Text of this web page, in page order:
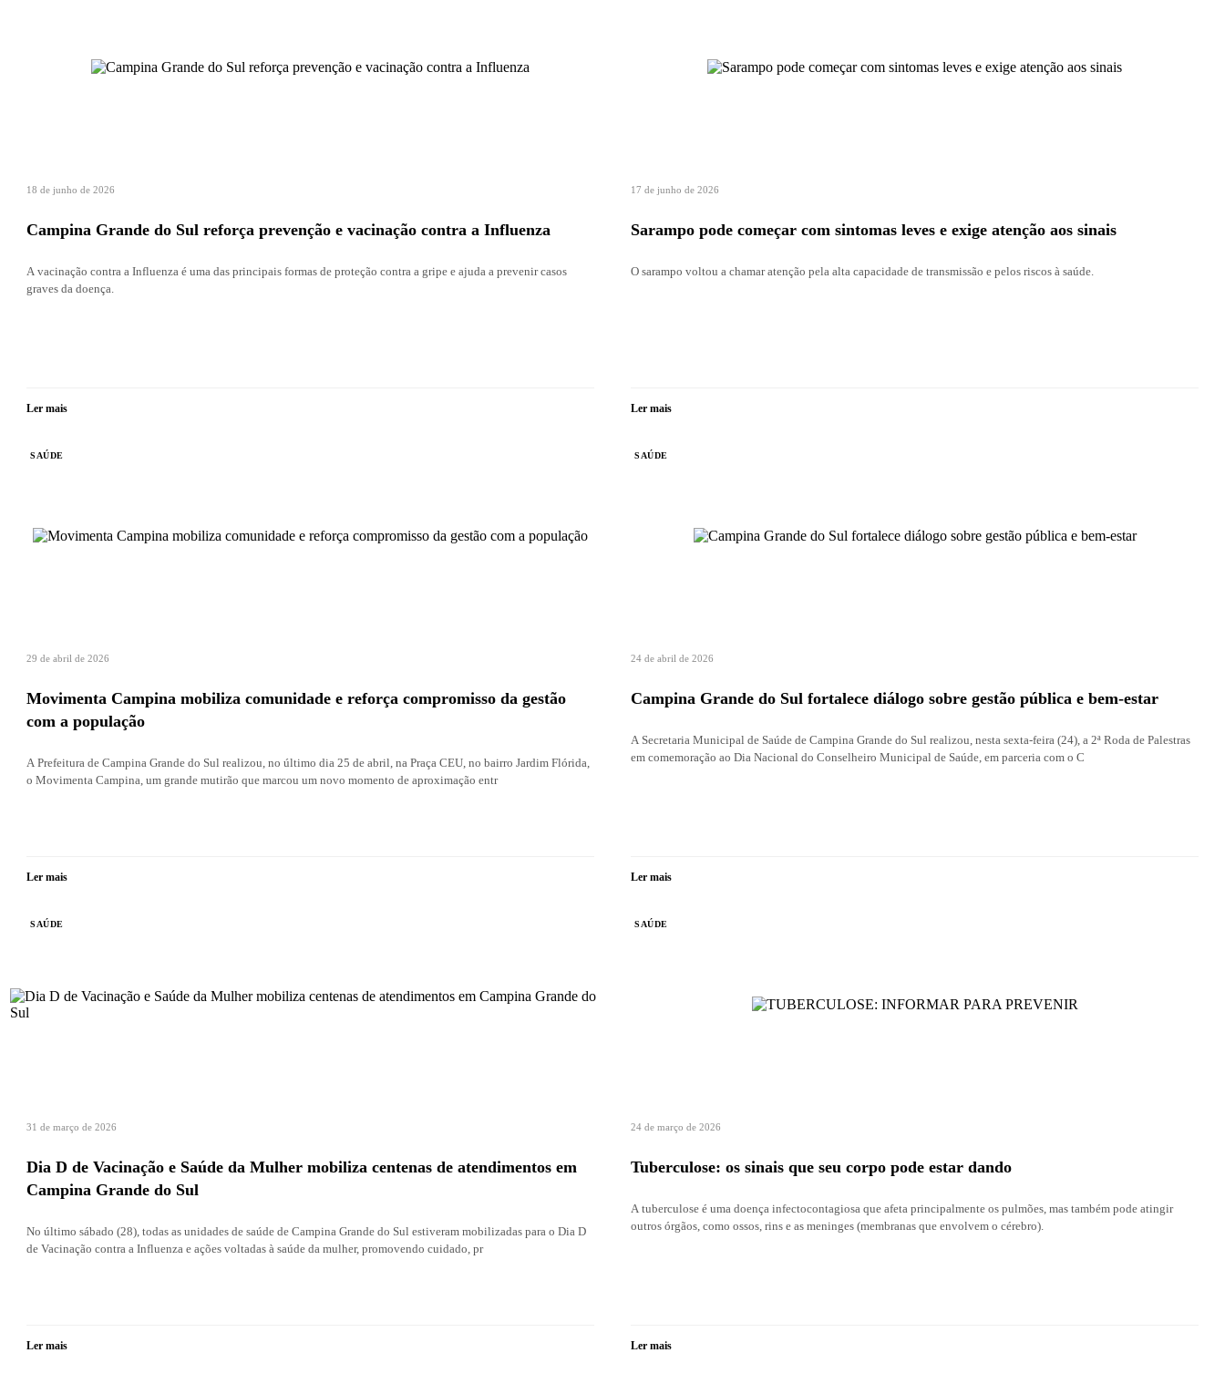
18 de junho de 2026
Campina Grande do Sul reforça prevenção e vacinação contra a Influenza
A vacinação contra a Influenza é uma das principais formas de proteção contra a gripe e ajuda a prevenir casos
graves da doença.
Ler mais
17 de junho de 2026
Sarampo pode começar com sintomas leves e exige atenção aos sinais
O sarampo voltou a chamar atenção pela alta capacidade de transmissão e pelos riscos à saúde.
Ler mais
SAÚDE
29 de abril de 2026
Movimenta Campina mobiliza comunidade e reforça compromisso da gestão
com a população
A Prefeitura de Campina Grande do Sul realizou, no último dia 25 de abril, na Praça CEU, no bairro Jardim Flórida,
o Movimenta Campina, um grande mutirão que marcou um novo momento de aproximação entr
Ler mais
SAÚDE
24 de abril de 2026
Campina Grande do Sul fortalece diálogo sobre gestão pública e bem-estar
A Secretaria Municipal de Saúde de Campina Grande do Sul realizou, nesta sexta-feira (24), a 2ª Roda de Palestras
em comemoração ao Dia Nacional do Conselheiro Municipal de Saúde, em parceria com o C
Ler mais
SAÚDE
31 de março de 2026
Dia D de Vacinação e Saúde da Mulher mobiliza centenas de atendimentos em
Campina Grande do Sul
No último sábado (28), todas as unidades de saúde de Campina Grande do Sul estiveram mobilizadas para o Dia D
de Vacinação contra a Influenza e ações voltadas à saúde da mulher, promovendo cuidado, pr
Ler mais
SAÚDE
24 de março de 2026
Tuberculose: os sinais que seu corpo pode estar dando
A tuberculose é uma doença infectocontagiosa que afeta principalmente os pulmões, mas também pode atingir
outros órgãos, como ossos, rins e as meninges (membranas que envolvem o cérebro).
Ler mais